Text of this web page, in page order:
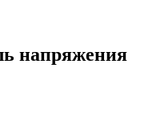
напряжения